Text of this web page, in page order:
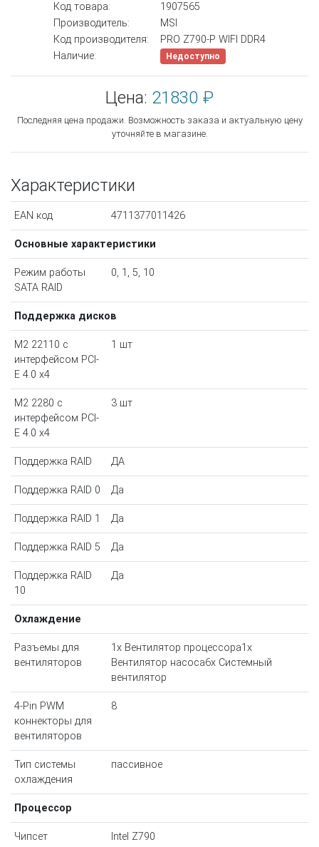
Код товара:
1907565
Производитель:
MSI
Код производителя:
PRO Z790-P WIFI DDR4
Наличие:
Недоступно
Цена: 21830 ₽
Последняя цена продажи. Возможность заказа и актуальную цену
уточняйте в магазине.
Характеристики
EAN код 4711377011426
Основные характеристики
Режим работы
SATA RAID
0, 1, 5, 10
Поддержка дисков
M2 22110 с
интерфейсом PCI-
E 4.0 х4
1 шт
M2 2280 с
интерфейсом PCI-
E 4.0 х4
3 шт
Поддержка RAID ДА
Поддержка RAID 0 Да
Поддержка RAID 1 Да
Поддержка RAID 5 Да
Поддержка RAID
10
Да
Охлаждение
Разъемы для
вентиляторов
1x Вентилятор процессора1x
Вентилятор насоса6x Системный
вентилятор
4-Pin PWM
коннекторы для
вентиляторов
8
Тип системы
охлаждения
пассивное
Процессор
Чипсет Intel Z790